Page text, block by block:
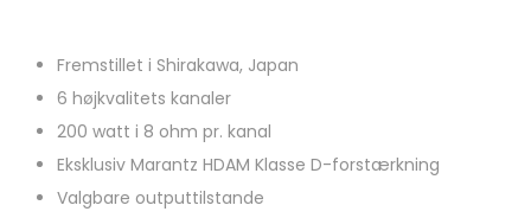
Fremstillet i Shirakawa, Japan
6 højkvalitets kanaler
200 watt i 8 ohm pr. kanal
Eksklusiv Marantz HDAM Klasse D-forstærkning
Valgbare outputtilstande